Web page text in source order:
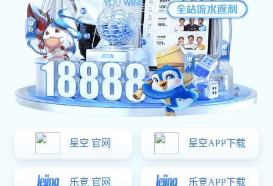
筑五金亮相广交会，首期圆满收
官，二期蓄势待发！
文章作者: Date:2026/04/20
热度不熄 精彩继续 | 星空电子建筑五金亮相广交会，首
期圆满收官，二期蓄势待发!
匠心品质 引全球客商瞩目
日-19日已圆满落幕。作为“广东优品”的代表企业之一，星空